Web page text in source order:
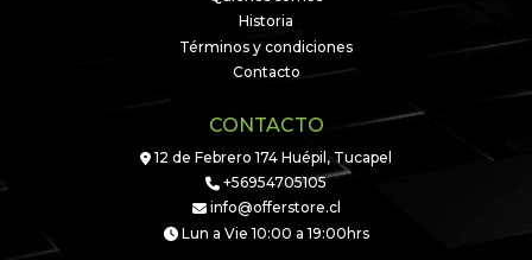
Historia
Términos y condiciones
Contacto
CONTACTO
12 de Febrero 174 Huépil, Tucapel
+56954705105
info@offerstore.cl
Lun a Vie 10:00 a 19:00hrs